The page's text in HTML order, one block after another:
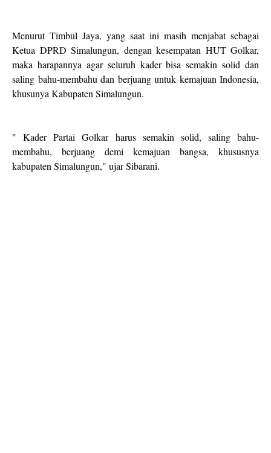
Menurut Timbul Jaya, yang saat ini masih menjabat sebagai
Ketua DPRD Simalungun, dengan kesempatan HUT Golkar,
maka harapannya agar seluruh kader bisa semakin solid dan
saling bahu-membahu dan berjuang untuk kemajuan Indonesia,
khusunya Kabupaten Simalungun.
" Kader Partai Golkar harus semakin solid, saling bahu-
membahu, berjuang demi kemajuan bangsa, khususnya
kabupaten Simalungun," ujar Sibarani.